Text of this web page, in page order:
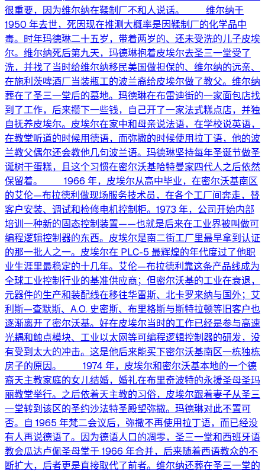
很重要，因为维尔纳在鞣制厂不和人说话。 维尔纳于
1950 年去世，死因现在推测大概率是因鞣制厂的化学品中
毒。时年玛德琳二十五岁，带着两岁的、还未受洗的儿子皮埃
尔。维尔纳死后第九天，玛德琳抱着皮埃尔去圣三一堂受了
洗，并找了当时给维尔纳移民美国做担保的、维尔纳的远亲、
在施利茨啤酒厂当装瓶工的波兰裔给皮埃尔做了教父。维尔纳
葬在了圣三一堂后的墓地。玛德琳在布雷迪街的一家面包店找
到了工作，后来攒下一些钱，自己开了一家法式糕点店，并独
自抚养皮埃尔。皮埃尔在家中和母亲说法语，在学校说英语，
在教堂听道的时候用德语，而弥撒的时候使用拉丁语，他的波
兰教父偶尔还会教他几句波兰语。玛德琳坚持每年圣诞节做圣
诞树干蛋糕，且这个习惯在密尔沃基哈特曼家四代人之后依然
保留着。 1966 年，皮埃尔从高中毕业，在密尔沃基南区
的艾伦—布拉德利做现场服务技术员，在各个工厂间奔走，替
客户安装、调试和检修电机控制柜。1973 年，公司开始内部
培训一种新的固态控制装置——也就是后来在工业界被叫做可
编程逻辑控制器的东西。皮埃尔是南二街工厂里最早拿到认证
的那一批人之一。皮埃尔在 PLC-5 最辉煌的年代度过了他职
业生涯里最稳定的十几年。艾伦—布拉德利靠这条产品线成为
全球工业控制行业的基准供应商；但密尔沃基的工业在衰退，
元器件的生产和装配线在移往华雷斯、北卡罗来纳与国外；艾
利斯—查默斯、A.O. 史密斯、布里格斯与斯特拉顿等旧客户也
逐渐离开了密尔沃基。好在皮埃尔当时的工作已经是参与高速
光耦和触点模块、工业以太网等可编程逻辑控制器的研发，没
有受到太大的冲击。这是他后来能买下密尔沃基南区一栋独栋
房子的原因。 1974 年，皮埃尔和密尔沃基本地的一个德
裔天主教家庭的女儿结婚，婚礼在布里奇波特的永援圣母圣玛
丽教堂举行。之后依着天主教的习俗，皮埃尔跟着妻子从圣三
一堂转到该区的圣约沙法特圣殿望弥撒。玛德琳对此不置可
否。自 1965 年梵二会议后，弥撒不再使用拉丁语，而已经没
有人再说德语了。因为德语人口的凋零，圣三一堂和西班牙语
教会瓜达卢佩圣母堂于 1966 年合并，后来随着西语教众的不
断扩大，后者更是直接取代了前者。维尔纳还葬在圣三一堂的